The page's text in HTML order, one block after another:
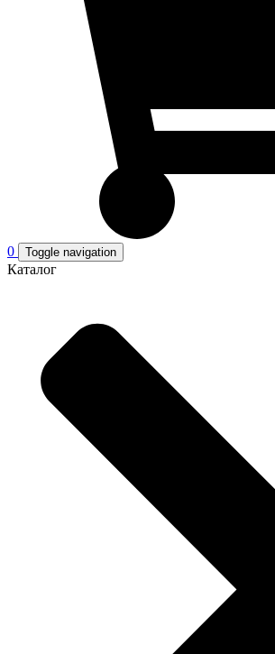
0 Toggle navigation
Каталог